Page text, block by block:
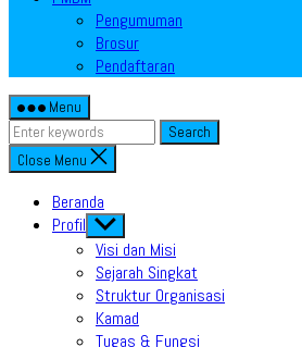
Pengumuman
Brosur
Pendaftaran
Menu
Search
Close Menu
Beranda
Profil Show
sub
menu
Visi dan Misi
Sejarah Singkat
Struktur Organisasi
Kamad
Tugas & Fungsi